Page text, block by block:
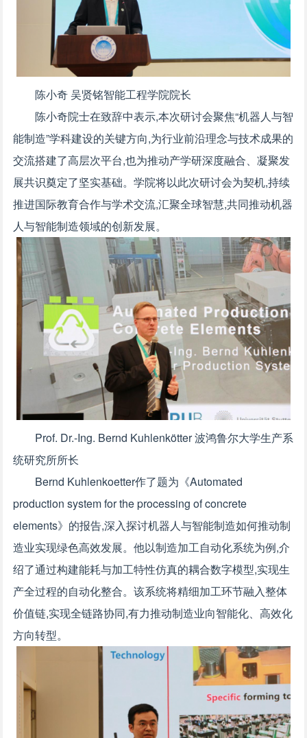
陈小奇 吴贤铭智能工程学院院长
陈小奇院士在致辞中表示,本次研讨会聚焦“机器人与智
能制造”学科建设的关键方向,为行业前沿理念与技术成果的
交流搭建了高层次平台,也为推动产学研深度融合、凝聚发
展共识奠定了坚实基础。学院将以此次研讨会为契机,持续
推进国际教育合作与学术交流,汇聚全球智慧,共同推动机器
人与智能制造领域的创新发展。
Prof. Dr.-Ing. Bernd Kuhlenkötter 波鸿鲁尔大学生产系
统研究所所长
Bernd Kuhlenkoetter作了题为《Automated
production system for the processing of concrete
elements》的报告,深入探讨机器人与智能制造如何推动制
造业实现绿色高效发展。他以制造加工自动化系统为例,介
绍了通过构建能耗与加工特性仿真的耦合数字模型,实现生
产全过程的自动化整合。该系统将精细加工环节融入整体
价值链,实现全链路协同,有力推动制造业向智能化、高效化
方向转型。